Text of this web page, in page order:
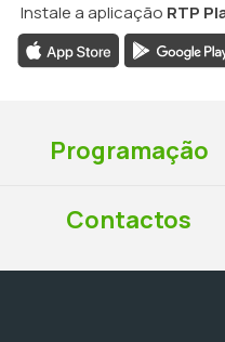
Instale a aplicação RTP
Programação
Contactos